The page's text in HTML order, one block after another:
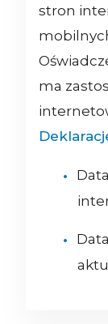
stron
ma